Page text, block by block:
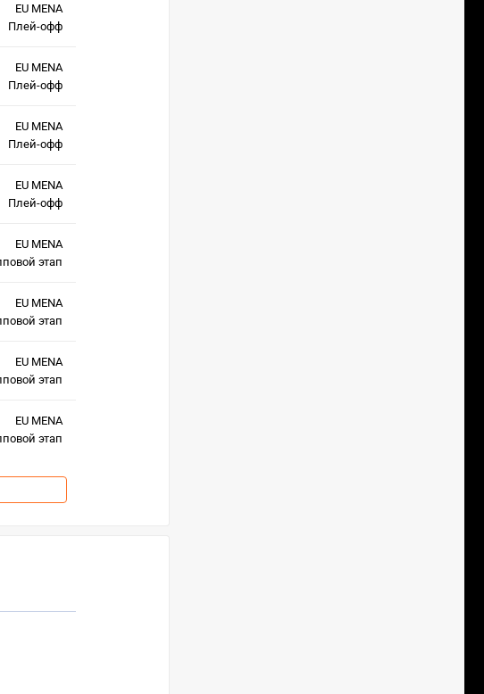
EU MENA
Плей-офф
EU MENA
Плей-офф
EU MENA
Плей-офф
EU MENA
Плей-офф
EU MENA
этап
EU MENA
этап
EU MENA
этап
EU MENA
этап